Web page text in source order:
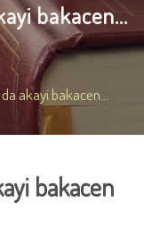
bakacen...
akayi bakacen...
bakacen